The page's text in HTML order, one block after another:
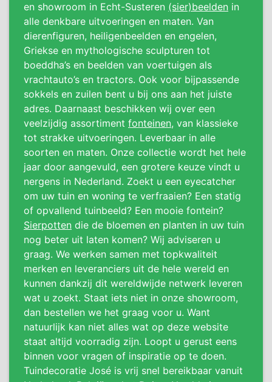
en showroom in Echt-Susteren (sier)beelden in
alle denkbare uitvoeringen en maten. Van
dierenfiguren, heiligenbeelden en engelen,
Griekse en mythologische sculpturen tot
boeddha’s en beelden van voertuigen als
vrachtauto’s en tractors. Ook voor bijpassende
sokkels en zuilen bent u bij ons aan het juiste
adres. Daarnaast beschikken wij over een
veelzijdig assortiment fonteinen, van klassieke
tot strakke uitvoeringen. Leverbaar in alle
soorten en maten. Onze collectie wordt het hele
jaar door aangevuld, een grotere keuze vindt u
nergens in Nederland. Zoekt u een eyecatcher
om uw tuin en woning te verfraaien? Een statig
of opvallend tuinbeeld? Een mooie fontein?
Sierpotten die de bloemen en planten in uw tuin
nog beter uit laten komen? Wij adviseren u
graag. We werken samen met topkwaliteit
merken en leveranciers uit de hele wereld en
kunnen dankzij dit wereldwijde netwerk leveren
wat u zoekt. Staat iets niet in onze showroom,
dan bestellen we het graag voor u. Want
natuurlijk kan niet alles wat op deze website
staat altijd voorradig zijn. Loopt u gerust eens
binnen voor vragen of inspiratie op te doen.
Tuindecoratie José is vrij snel bereikbaar vanuit